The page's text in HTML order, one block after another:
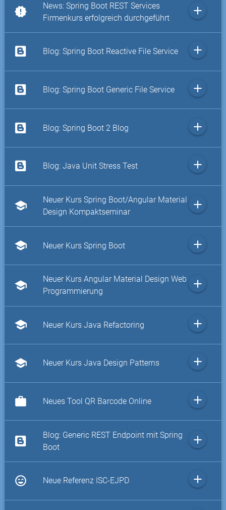
new_releases
News: Spring Boot REST Services
Firmenkurs erfolgreich durchgeführt
add
Blog: Spring Boot Reactive File Service add
Blog: Spring Boot Generic File Service add
Blog: Spring Boot 2 Blog add
Blog: Java Unit Stress Test add
school
Neuer Kurs Spring Boot/Angular Material
Design Kompaktseminar
add
school Neuer Kurs Spring Boot add
school
Neuer Kurs Angular Material Design Web
Programmierung
add
school Neuer Kurs Java Refactoring add
school Neuer Kurs Java Design Patterns add
work Neues Tool QR Barcode Online add
Blog: Generic REST Endpoint mit Spring
Boot
add
sentiment_very_satisfied Neue Referenz ISC-EJPD add